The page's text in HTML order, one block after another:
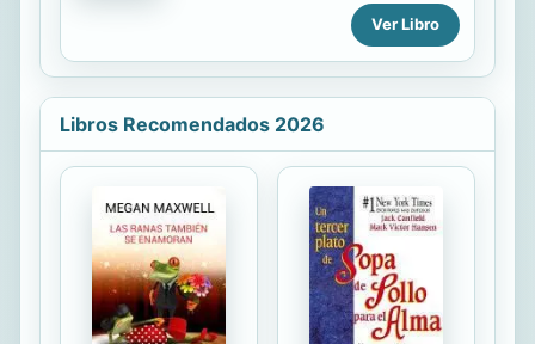
sabemos sobre el modo en que todo
ello ha ido evolucionando a lo largo
de la historia? Esta es...
predominaba en el pensamiento
moderno surgen nuevas preguntas.
El recurso a la religión no ha muerto
en el campo político, ha tomado
se nota una búsqueda de sentido del
mundo globalizado y dominado por el
capital, se observa una desafección
frente a las instituciones. Este libro,
fruto del seminario realizado en el
Centro de Investigaciones
Interdisciplinarias en Ciencias y
Humanidades de la unam en 1998,
plantea la...
Ver Libro
Libros Recomendados 2026